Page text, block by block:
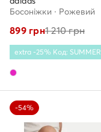
Босоніжки · Рожевий
899грн1 210грн
extra -25% Код: SUMMER
-54%